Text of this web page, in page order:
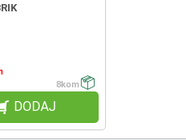
8kom
DODAJ